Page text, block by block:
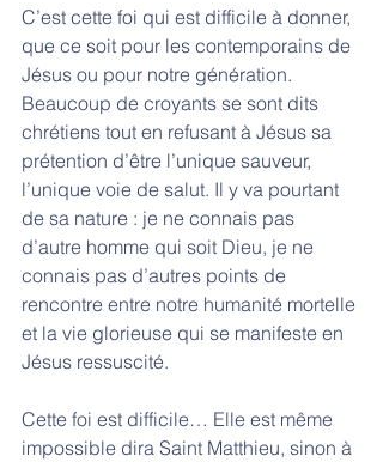
C’est cette foi qui est difficile à donner,
que ce soit pour les contemporains de
Jésus ou pour notre génération.
Beaucoup de croyants se sont dits
chrétiens tout en refusant à Jésus sa
prétention d’être l’unique sauveur,
l’unique voie de salut. Il y va pourtant
de sa nature : je ne connais pas
d’autre homme qui soit Dieu, je ne
connais pas d’autres points de
rencontre entre notre humanité mortelle
et la vie glorieuse qui se manifeste en
Jésus ressuscité.
Cette foi est difficile… Elle est même
impossible dira Saint Matthieu, sinon à